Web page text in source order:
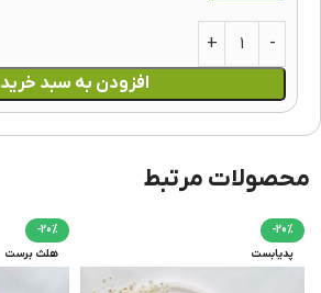
افزودن به سبد خرید
محصولات مرتبط
-20%
پدیابست
-20%
هلث برست